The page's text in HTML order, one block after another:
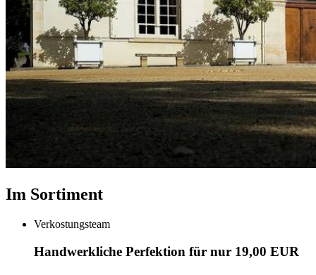
Im Sortiment
Verkostungsteam
Handwerkliche Perfektion für nur 19,00 EUR